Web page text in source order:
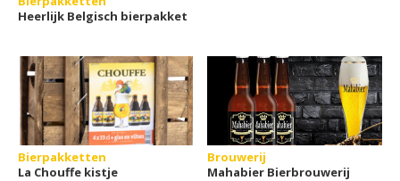
Heerlijk Belgisch bierpakket
Bierpakketten
La Chouffe kistje
Brouwerij
Mahabier Bierbrouwerij